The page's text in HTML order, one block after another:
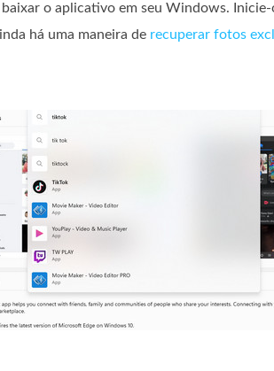
baixar o aplicativo em seu Windows.
há uma maneira de recuperar fotos